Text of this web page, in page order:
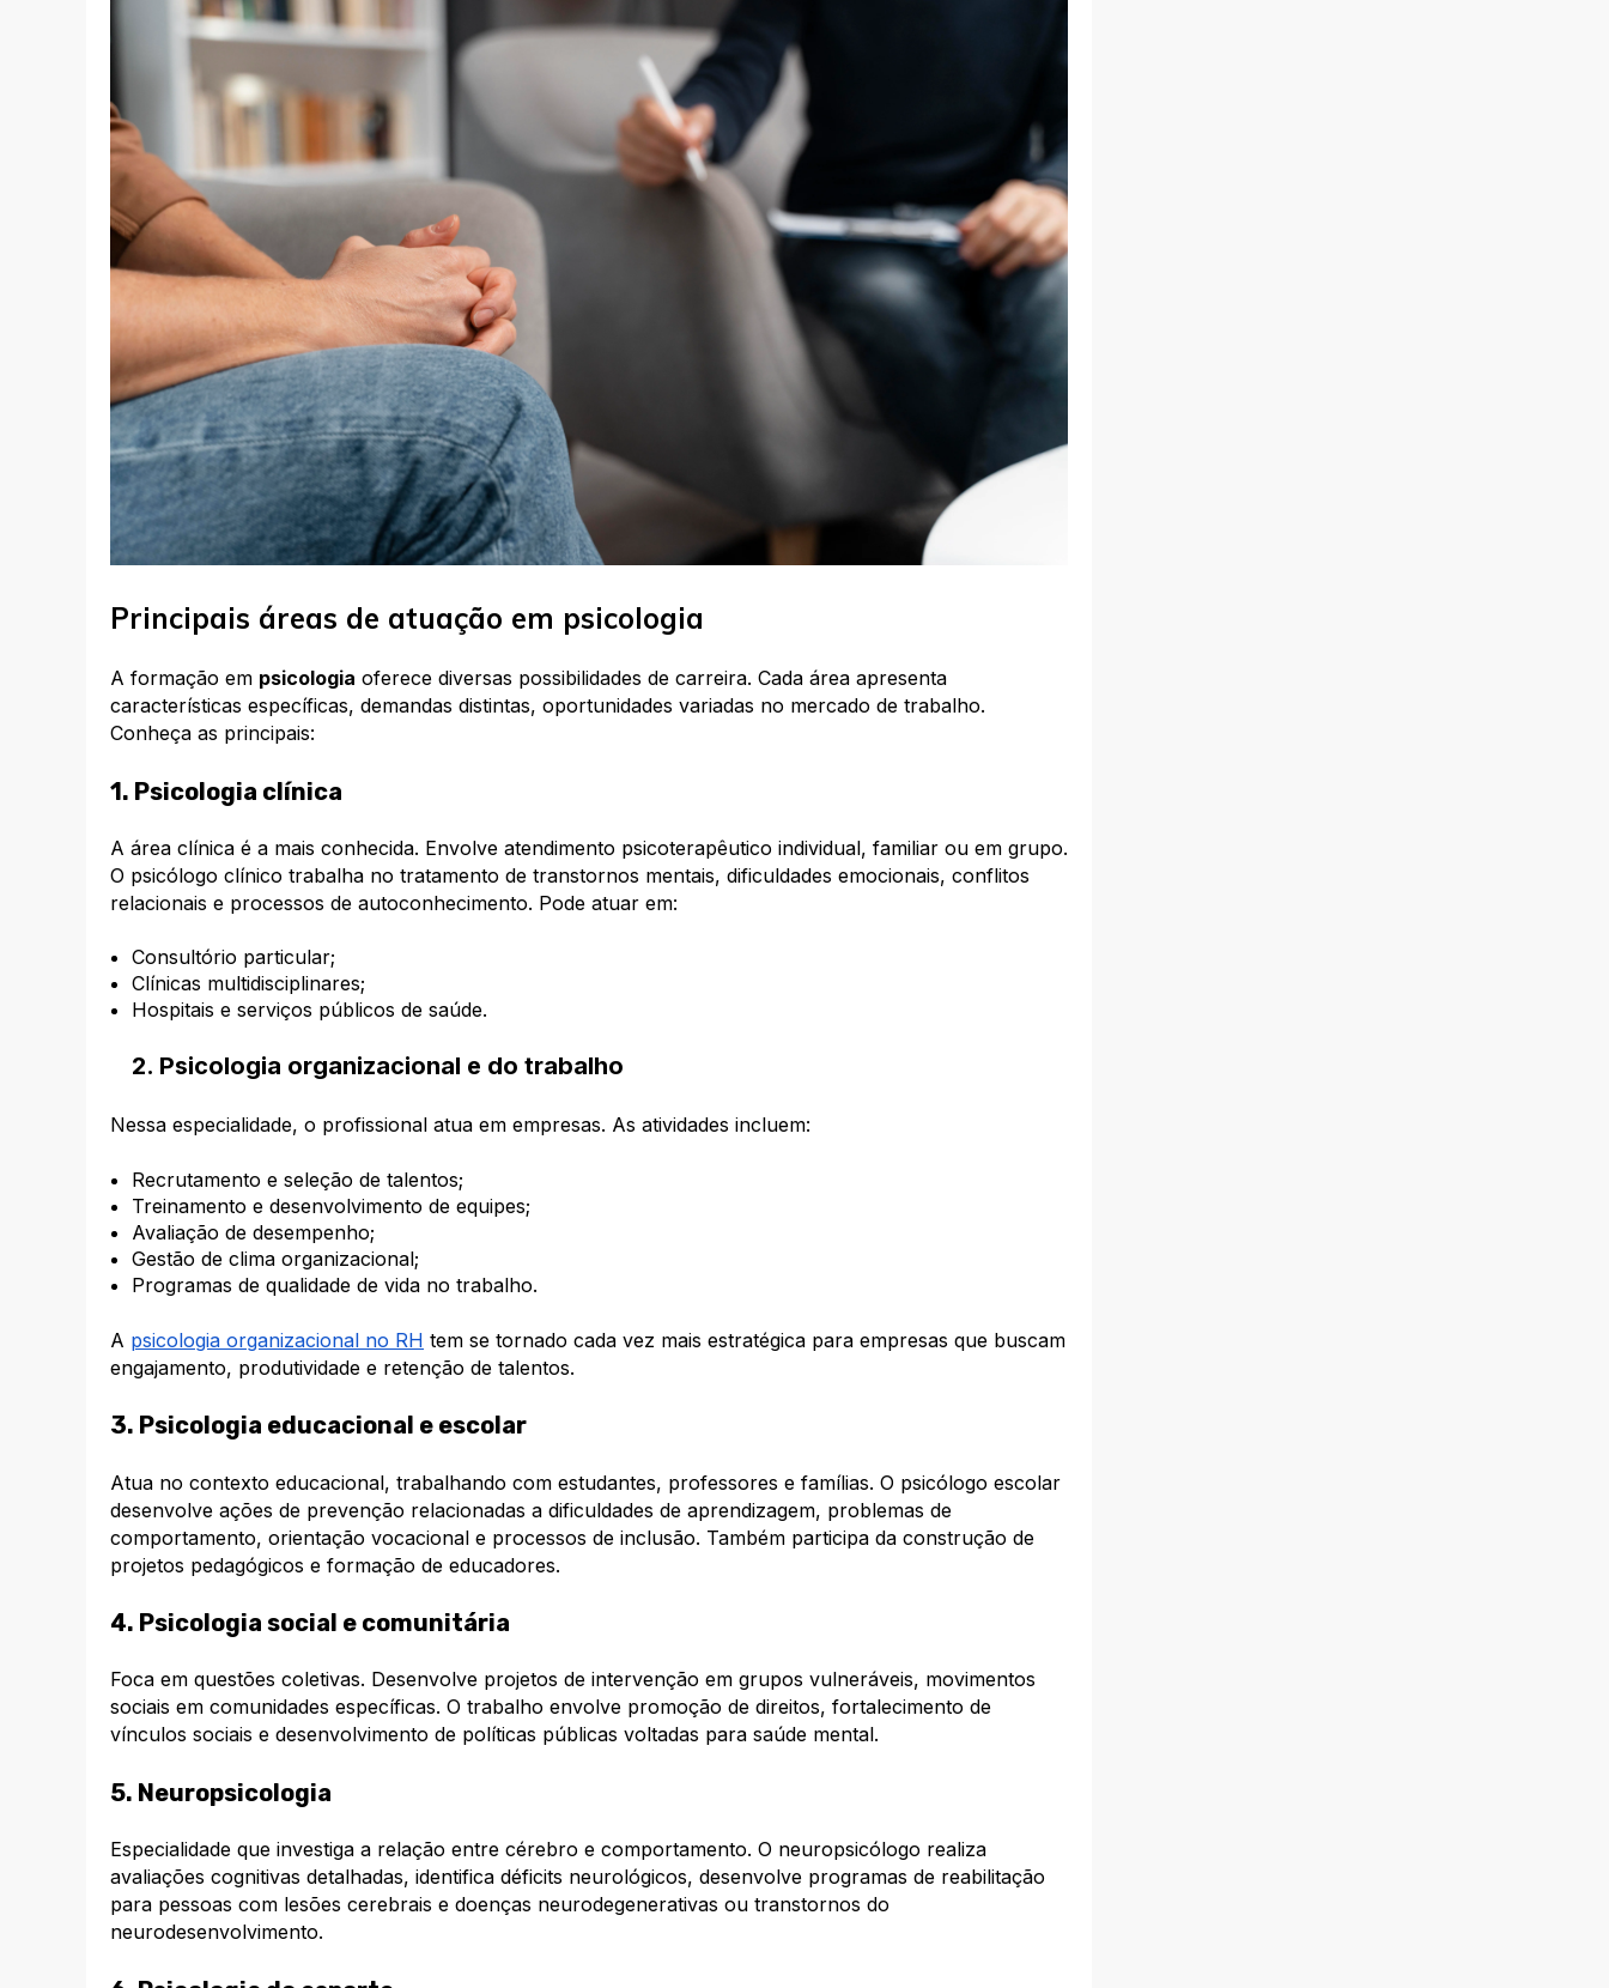
Principais áreas de atuação em psicologia
A formação em psicologia oferece diversas possibilidades de carreira. Cada área apresenta
características específicas, demandas distintas, oportunidades variadas no mercado de trabalho.
Conheça as principais:
1. Psicologia clínica
A área clínica é a mais conhecida. Envolve atendimento psicoterapêutico individual, familiar ou em grupo.
O psicólogo clínico trabalha no tratamento de transtornos mentais, dificuldades emocionais, conflitos
relacionais e processos de autoconhecimento. Pode atuar em:
Consultório particular;
Clínicas multidisciplinares;
Hospitais e serviços públicos de saúde.
2. Psicologia organizacional e do trabalho
Nessa especialidade, o profissional atua em empresas. As atividades incluem:
Recrutamento e seleção de talentos;
Treinamento e desenvolvimento de equipes;
Avaliação de desempenho;
Gestão de clima organizacional;
Programas de qualidade de vida no trabalho.
A psicologia organizacional no RH tem se tornado cada vez mais estratégica para empresas que buscam
engajamento, produtividade e retenção de talentos.
3. Psicologia educacional e escolar
Atua no contexto educacional, trabalhando com estudantes, professores e famílias. O psicólogo escolar
desenvolve ações de prevenção relacionadas a dificuldades de aprendizagem, problemas de
comportamento, orientação vocacional e processos de inclusão. Também participa da construção de
projetos pedagógicos e formação de educadores.
4. Psicologia social e comunitária
Foca em questões coletivas. Desenvolve projetos de intervenção em grupos vulneráveis, movimentos
sociais em comunidades específicas. O trabalho envolve promoção de direitos, fortalecimento de
vínculos sociais e desenvolvimento de políticas públicas voltadas para saúde mental.
5. Neuropsicologia
Especialidade que investiga a relação entre cérebro e comportamento. O neuropsicólogo realiza
avaliações cognitivas detalhadas, identifica déficits neurológicos, desenvolve programas de reabilitação
para pessoas com lesões cerebrais e doenças neurodegenerativas ou transtornos do
neurodesenvolvimento.